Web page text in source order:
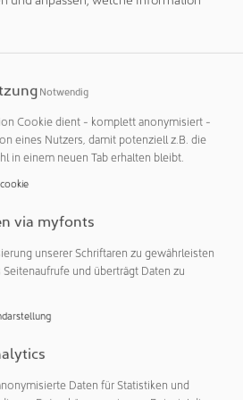
entscheiden zu können,
den beiden Systemen
mit geschlossener Tür und
Blick sehr ähnlich erscheinen,
zwischen Isolatoren und
besteht darin, dass es sich bei
gefassten Begriff handelt, der für
verwendet wird, und nicht um
wie z. B. einen Isolator. Um als
Containment-System, wie von
for Pharmaceutical Engineering
erforderlichenfalls einen
aufweisen und den Standards
Notwendig
Cookie dient - komplett anonymisiert -
eines Nutzers, damit potenziell z.B. die
in einem neuen Tab erhalten bleibt.
via myfonts
unserer Schriftaren zu gewährleisten
und überträgt Daten zu
Daten für Statistiken und